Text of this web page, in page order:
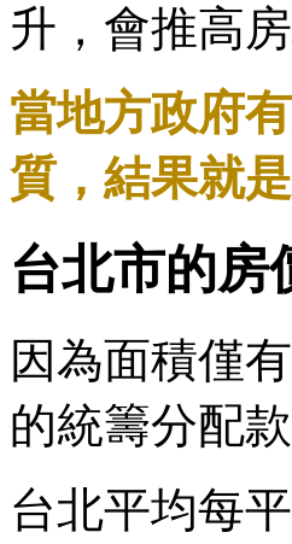
升，會推高
當地方政府
質，結果就
台北市的房
因為面積僅
的統籌分配款
台北平均每